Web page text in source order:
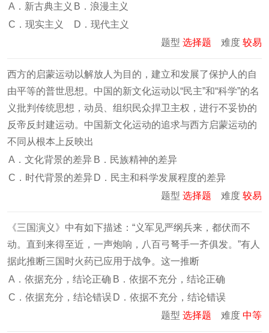
A．新古典主义 B．浪漫主义
C．现实主义
D．现代主义
题型 选择题 难度 较易
西方的启蒙运动以解放人为目的，建立和发展了保护人的自
由平等的普世思想。中国的新文化运动以“民主”和“科学”的名
义批判传统思想，动员、组织民众捍卫主权，进行不妥协的
反帝反封建运动。中国新文化运动的追求与西方启蒙运动的
不同从根本上反映出
A．文化背景的差异 B．民族精神的差异
C．时代背景的差异 D．民主和科学发展程度的差异
题型 选择题 难度 较易
《三国演义》中有如下描述：“义军见严纲兵来，都伏而不
动。直到来得至近，一声炮响，八百弓弩手一齐俱发。”有人
据此推断三国时火药已应用于战争。这一推断
A．依据充分，结论正确 B．依据不充分，结论正确
C．依据充分，结论错误 D．依据不充分，结论错误
题型 选择题 难度 中等